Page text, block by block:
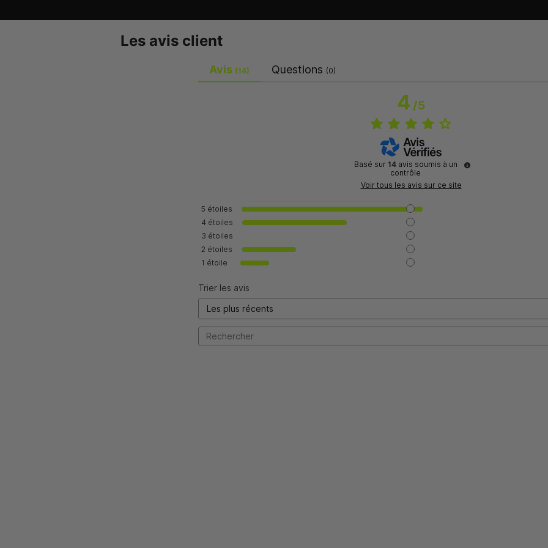
Les avis client
Avis (14) Questions (0)
4/5
Basé sur 14 avis soumis à un
contrôle
Voir tous les avis sur ce site
5 étoiles
4 étoiles
3 étoiles
2 étoiles
1 étoile
Trier les avis